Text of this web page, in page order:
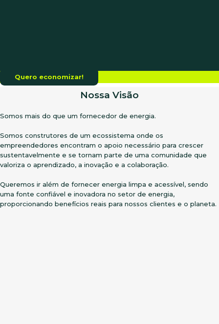
Quero economizar!
Nossa Visão
Somos mais do que um fornecedor de energia.
Somos construtores de um ecossistema onde os
empreendedores encontram o apoio necessário para crescer
sustentavelmente e se tornam parte de uma comunidade que
valoriza o aprendizado, a inovação e a colaboração.
Queremos ir além de fornecer energia limpa e acessível, sendo
uma fonte confiável e inovadora no setor de energia,
proporcionando benefícios reais para nossos clientes e o planeta.